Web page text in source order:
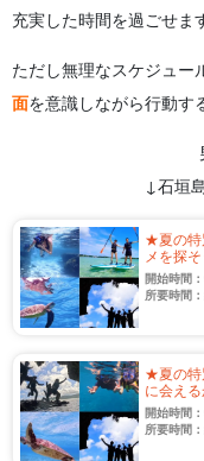
充実した時間を過ごせま
ただし無理なスケジュー
面を意識しながら行動す
↓石垣
★夏の特
メを探
ングツ
開始時間
所要時間
★夏の特
に会え
窟探検
開始時間
所要時間